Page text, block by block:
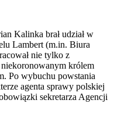
Kalinka brał udział w
Lambert (m.in. Biura
nie tylko z
niekoronowanym królem
Po wybuchu powstania
agenta sprawy polskiej
sekretarza Agencji